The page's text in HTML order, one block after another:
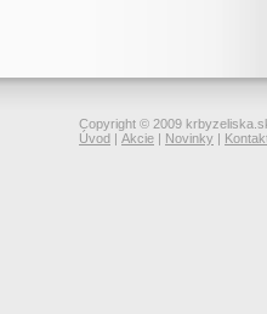
Copyright © 2009
Úvod | Akcie | Novinky |